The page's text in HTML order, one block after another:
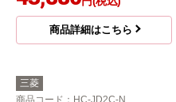
商品コード
：PKV-BK3P-C